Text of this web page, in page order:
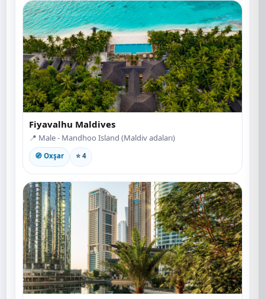
Fiyavalhu Maldives
📍 Male - Mandhoo Island (Maldiv adaları)
🧭 Oxşar ⭐ 4